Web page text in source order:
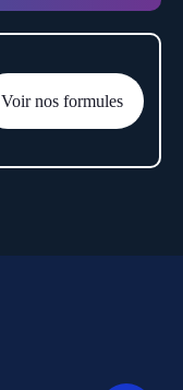
Voir nos formules